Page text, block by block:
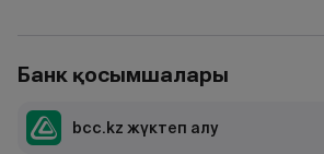
Банк қосымшалары
bcc.kz жүктеп алу